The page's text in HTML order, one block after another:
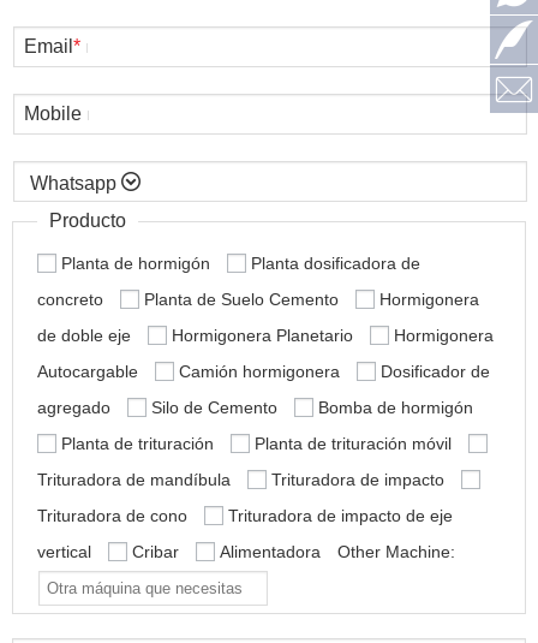
Email *
Mobile

Producto
Planta de hormigón
Planta dosificadora de
concreto
Planta de Suelo Cemento
Hormigonera
de doble eje
Hormigonera Planetario
Hormigonera
Autocargable
Camión hormigonera
Dosificador de
agregado
Silo de Cemento
Bomba de hormigón
Planta de trituración
Planta de trituración móvil
Trituradora de mandíbula
Trituradora de impacto
Trituradora de cono
Trituradora de impacto de eje
vertical
Cribar Alimentadora Other Machine: